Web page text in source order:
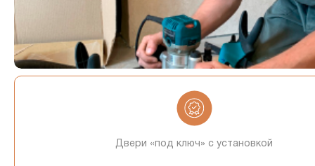
Двери «под ключ» с установкой